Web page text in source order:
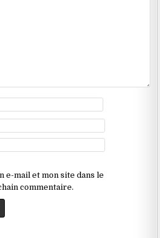
e-mail et mon site dans le
commentaire.